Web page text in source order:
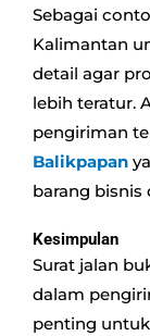
Sebagai
Kalimantan
detail agar
lebih teratur.
pengiriman
Balikpapan
barang bisnis
Kesimpulan
Surat jalan
dalam
penting